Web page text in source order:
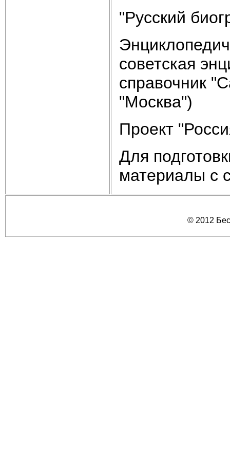
"Русский
советская
справочник
"Москва")
Проект
Для
материалы с
© 2012